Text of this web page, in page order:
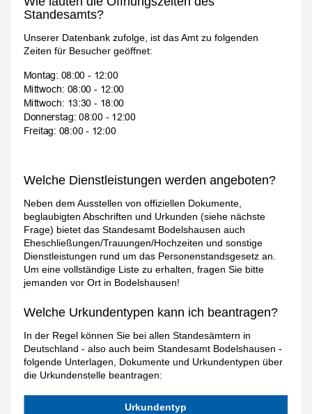
Standesamts?
Unserer Datenbank zufolge, ist das Amt zu folgenden
Zeiten für Besucher geöffnet:
Welche Dienstleistungen werden angeboten?
Neben dem Ausstellen von offiziellen Dokumente,
beglaubigten Abschriften und Urkunden (siehe nächste
Frage) bietet das Standesamt Bodelshausen auch
Eheschließungen/Trauungen/Hochzeiten und sonstige
Dienstleistungen rund um das Personenstandsgesetz an.
Um eine vollständige Liste zu erhalten, fragen Sie bitte
jemanden vor Ort in Bodelshausen!
Welche Urkundentypen kann ich beantragen?
In der Regel können Sie bei allen Standesämtern in
Deutschland - also auch beim Standesamt Bodelshausen -
folgende Unterlagen, Dokumente und Urkundentypen über
die Urkundenstelle beantragen:
Urkundentyp